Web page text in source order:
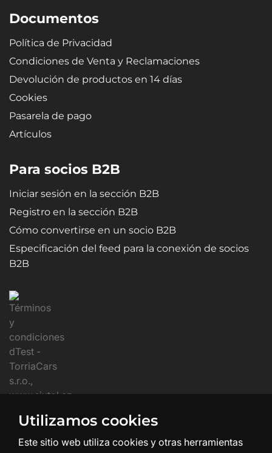
Documentos
Política de Privacidad
Condiciones de Venta y Reclamaciones
Devolución de productos en 14 días
Cookies
Pasarela de pago
Artículos
Para socios B2B
Iniciar sesión en la sección B2B
Registro en la sección B2B
Cómo convertirse en un socio B2B
Especificación del feed para la conexión de socios
B2B
Utilizamos cookies
Este sitio web utiliza cookies y otras herramientas